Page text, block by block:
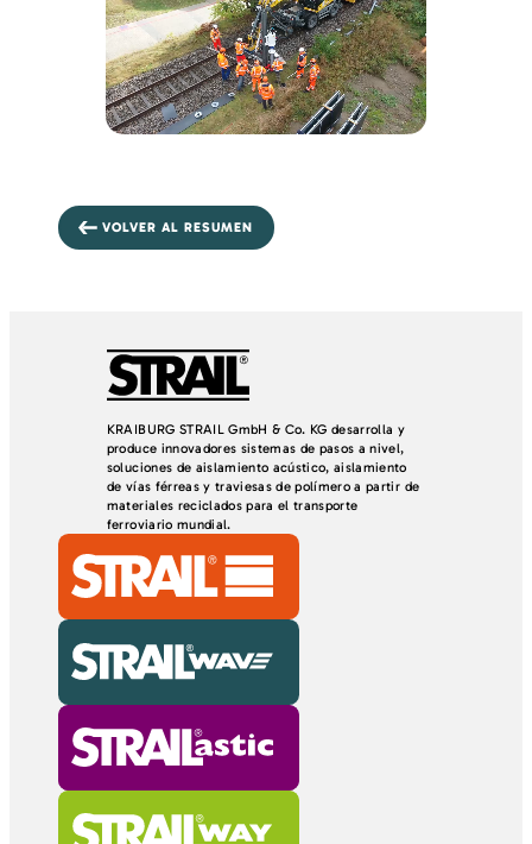
VOLVER AL RESUMEN
KRAIBURG STRAIL GmbH & Co. KG desarrolla y
produce innovadores sistemas de pasos a nivel,
soluciones de aislamiento acústico, aislamiento
de vías férreas y traviesas de polímero a partir de
materiales reciclados para el transporte
ferroviario mundial.